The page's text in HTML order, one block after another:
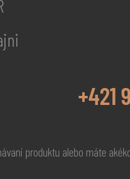
+421
produktu alebo máte